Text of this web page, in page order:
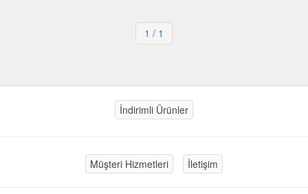
1 / 1
İndirimli Ürünler
Müşteri Hizmetleri İletişim